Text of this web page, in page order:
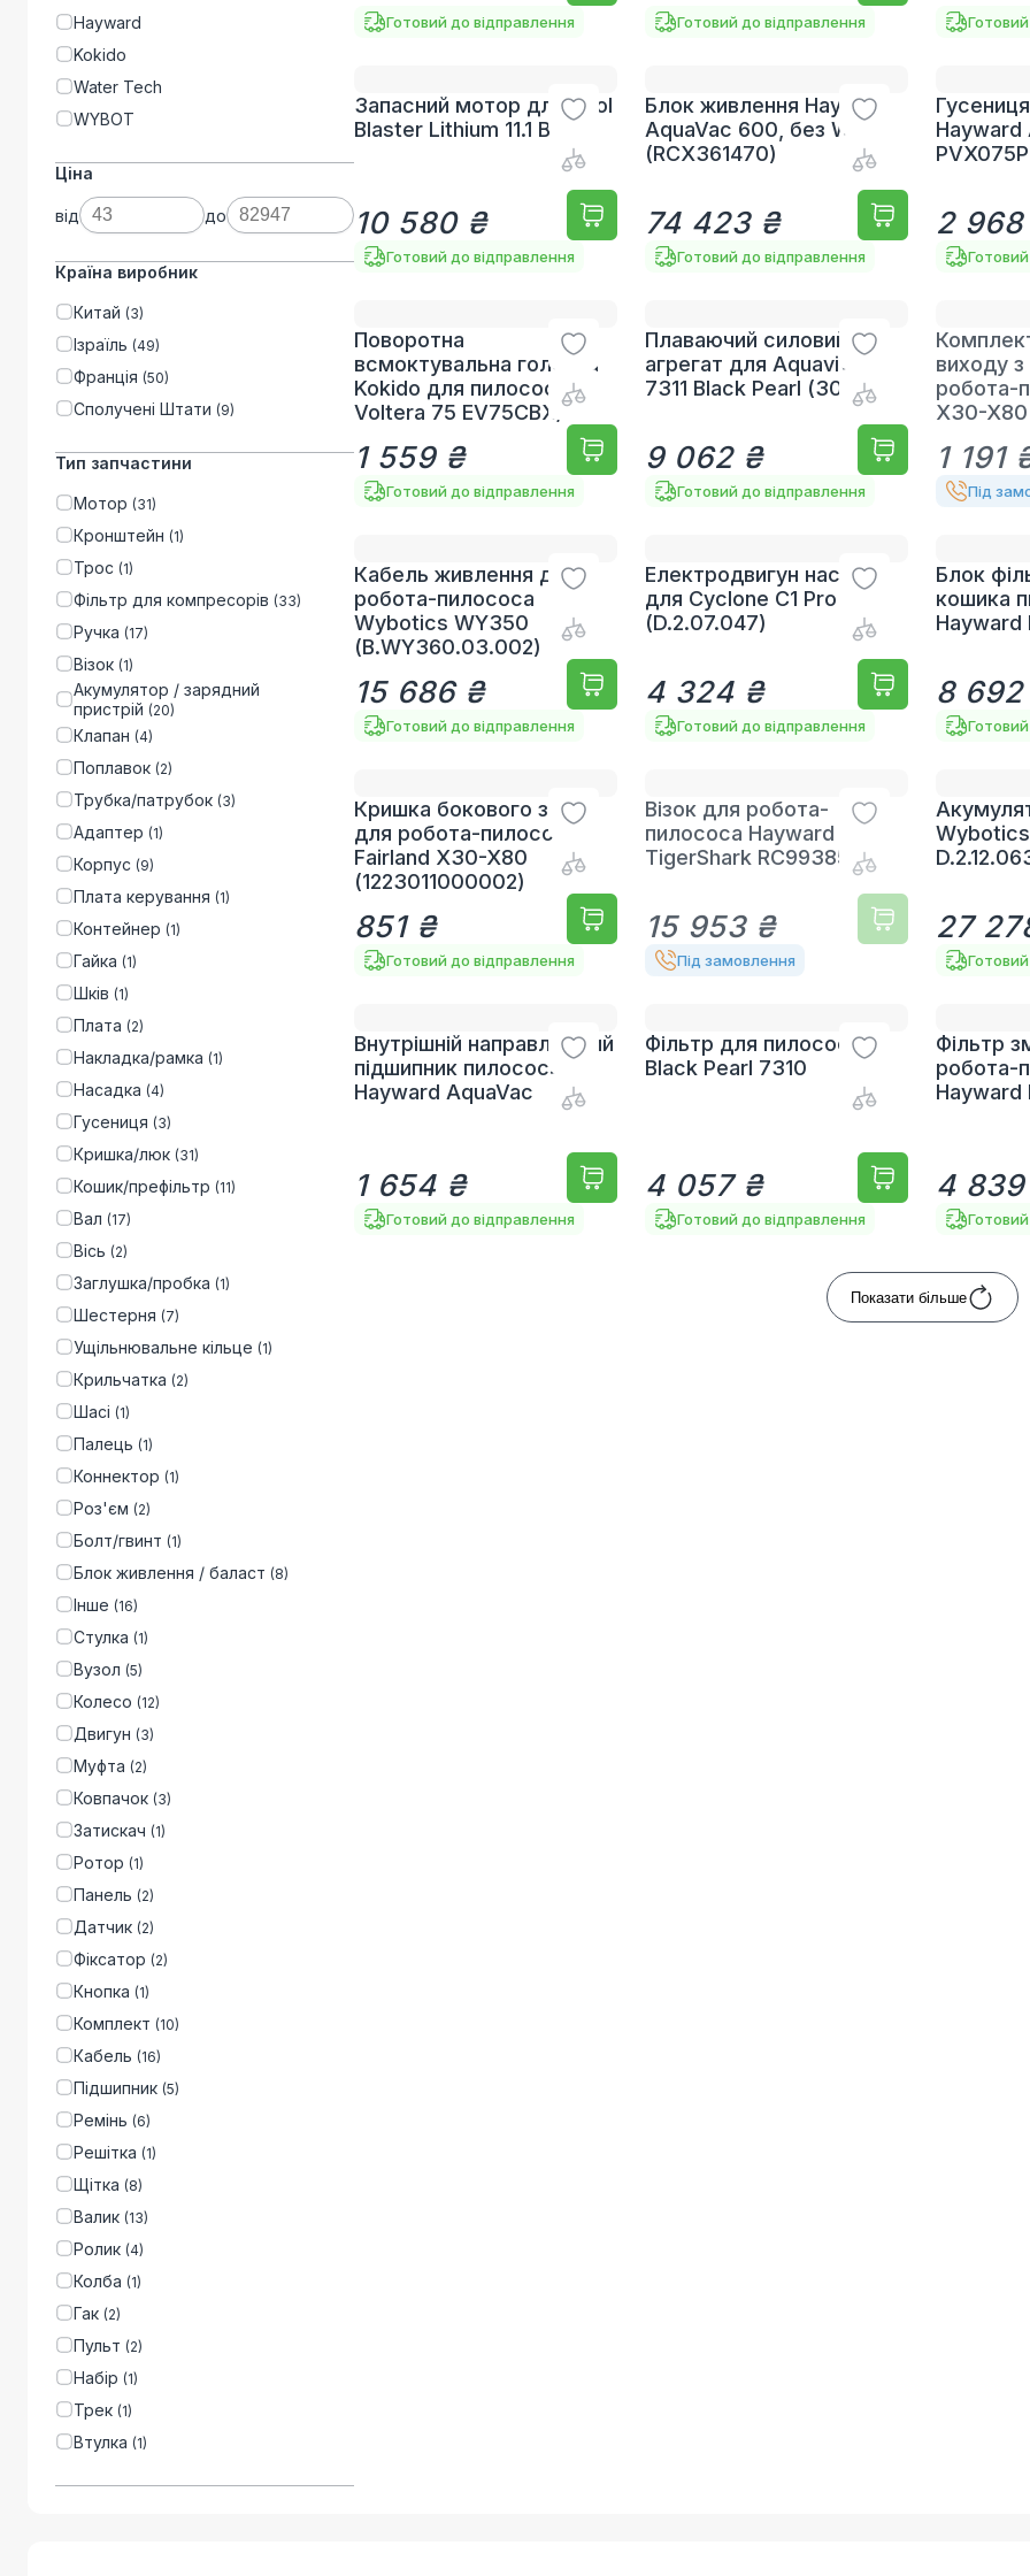
Hayward
Kokido
Water Tech
WYBOT
Ціна
від до
Країна виробник
Китай (3)
Ізраїль (49)
Франція (50)
Сполучені Штати (9)
Тип запчастини
Мотор (31)
Кронштейн (1)
Трос (1)
Фільтр для компресорів (33)
Ручка (17)
Візок (1)
Акумулятор / зарядний
пристрій (20)
Клапан (4)
Поплавок (2)
Трубка/патрубок (3)
Адаптер (1)
Корпус (9)
Плата керування (1)
Контейнер (1)
Гайка (1)
Шків (1)
Плата (2)
Накладка/рамка (1)
Насадка (4)
Гусениця (3)
Кришка/люк (31)
Кошик/префільтр (11)
Вал (17)
Вісь (2)
Заглушка/пробка (1)
Шестерня (7)
Ущільнювальне кільце (1)
Крильчатка (2)
Шасі (1)
Палець (1)
Коннектор (1)
Роз'єм (2)
Болт/гвинт (1)
Блок живлення / баласт (8)
Інше (16)
Стулка (1)
Вузол (5)
Колесо (12)
Двигун (3)
Муфта (2)
Ковпачок (3)
Затискач (1)
Ротор (1)
Панель (2)
Датчик (2)
Фіксатор (2)
Кнопка (1)
Комплект (10)
Кабель (16)
Підшипник (5)
Ремінь (6)
Решітка (1)
Щітка (8)
Валик (13)
Ролик (4)
Колба (1)
Гак (2)
Пульт (2)
Набір (1)
Трек (1)
Втулка (1)
Готовий до відправлення Готовий до відправлення
Запасний мотор для Pool
Blaster Lithium 11.1 В
10 580 ₴
Готовий до відправлення
Блок живлення Hayward
AquaVac 600, без WiFi
(RCX361470)
74 423 ₴
Готовий до відправлення
Hayward
2
Поворотна
всмоктувальна головка
Kokido для пилососа
Voltera 75 EV75CBX/EU
1 559 ₴
Готовий до відправлення
Плаваючий силовий
агрегат для Aquaviva
7311 Black Pearl (30591)
9 062 ₴
Готовий до відправлення
виходу
робота-
X30-X80
1 191
Під
Кабель живлення для
робота-пилососа
Wybotics WY350
(B.WY360.03.002)
15 686 ₴
Готовий до відправлення
Електродвигун насоса
для Cyclone C1 Pro
(D.2.07.047)
4 324 ₴
Готовий до відправлення
Блок
кошика
Hayward
8
Кришка бокового зливу
для робота-пилососа
Fairland X30-X80
(1223011000002)
851 ₴
Готовий до відправлення
Візок для робота-
пилососа Hayward
TigerShark RC99385
15 953 ₴
Під замовлення
27
Внутрішній направляючий
підшипник пилососа
Hayward AquaVac
1 654 ₴
Готовий до відправлення
Фільтр для пилососа
Black Pearl 7310
4 057 ₴
Готовий до відправлення
Фільтр
робота-
Hayward
4
Показати більше